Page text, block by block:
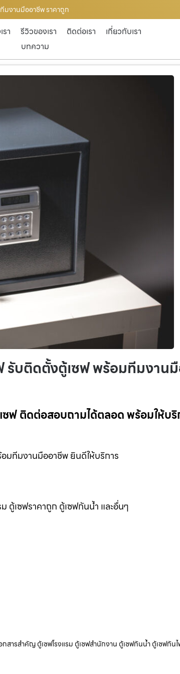
มงานมืออาชีพ ราคาถูก
า รีวิวของเรา ติดต่อเรา
เกี่ยวกับเรา
บทความ
รับติดตั้งตู้เซฟ พร้อมทีมงาน
ฟ ติดต่อสอบถามได้ตลอด พร้อมให้บ
มทีมงานมืออาชีพ ยินดีให้บริการ
ตู้เซฟราคาถูก ตู้เซฟกันน้ำ และอื่นๆ
สารสำคัญ ตู้เซฟโรงแรม ตู้เซฟสำนักงาน ตู้เซฟกันน้ำ ตู้เซฟกัน